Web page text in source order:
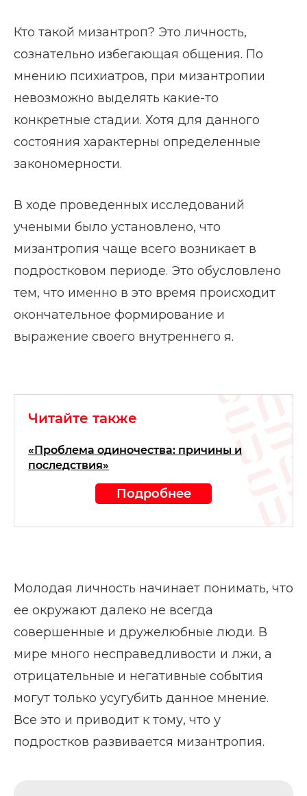
Кто такой мизантроп? Это личность,
сознательно избегающая общения. По
мнению психиатров, при мизантропии
невозможно выделять какие-то
конкретные стадии. Хотя для данного
состояния характерны определенные
закономерности.
В ходе проведенных исследований
учеными было установлено, что
мизантропия чаще всего возникает в
подростковом периоде. Это обусловлено
тем, что именно в это время происходит
окончательное формирование и
выражение своего внутреннего я.
Читайте также
«Проблема одиночества: причины и
последствия»
Подробнее
Молодая личность начинает понимать, что
ее окружают далеко не всегда
совершенные и дружелюбные люди. В
мире много несправедливости и лжи, а
отрицательные и негативные события
могут только усугубить данное мнение.
Все это и приводит к тому, что у
подростков развивается мизантропия.